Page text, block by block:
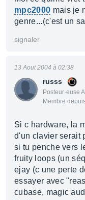
mpc2000 mais je
genre...(c'est un
signaler
russs
Posteur·euse
Membre
13 Aout 2004 à 02:38
Si c hardware, la
d'un clavier serait
si tu penche vers
fruity loops (un
ejay (c une perte
essayer avec
cubase, magic